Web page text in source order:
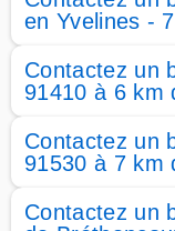
en Yvelines -
Contactez un
91410 à 6 km
Contactez un
91530 à 7 km
Contactez un